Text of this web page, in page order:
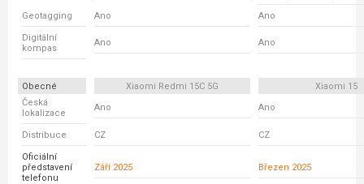
Geotagging Ano Ano
Digitální
kompas
Ano Ano
Obecné Xiaomi Redmi 15C 5G
Xiaomi 15
Česká
lokalizace
Ano Ano
Distribuce CZ CZ
Oficiální
představení
telefonu
Září 2025 Březen 2025